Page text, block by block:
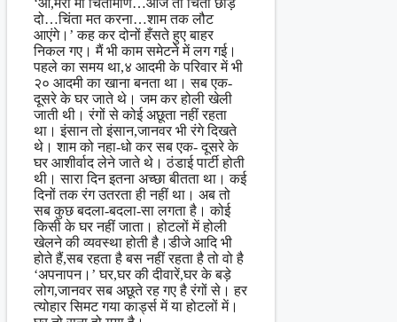
‘ओ,मेरी माँ चिंतामणि…आज तो चिंता छोड़
दो…चिंता मत करना…शाम तक लौट
आएंगे।’ कह कर दोनों हँसते हुए बाहर
निकल गए। मैं भी काम समेटने में लग गई।
पहले का समय था,४ आदमी के परिवार में भी
२० आदमी का खाना बनता था। सब एक-
दूसरे के घर जाते थे। जम कर होली खेली
जाती थी। रंगों से कोई अछूता नहीं रहता
था। इंसान तो इंसान,जानवर भी रंगे दिखते
थे। शाम को नहा-धो कर सब एक- दूसरे के
घर आशीर्वाद लेने जाते थे। ठंडाई पार्टी होती
थी। सारा दिन इतना अच्छा बीतता था। कई
दिनों तक रंग उतरता ही नहीं था। अब तो
सब कुछ बदला-बदला-सा लगता है। कोई
किसी के घर नहीं जाता। होटलों में होली
खेलने की व्यवस्था होती है।डीजे आदि भी
होते हैं,सब रहता है बस नहीं रहता है तो वो है
‘अपनापन।’ घर,घर की दीवारें,घर के बड़े
लोग,जानवर सब अछूते रह गए है रंगों से। हर
त्योहार सिमट गया कार्ड्स में या होटलों में।